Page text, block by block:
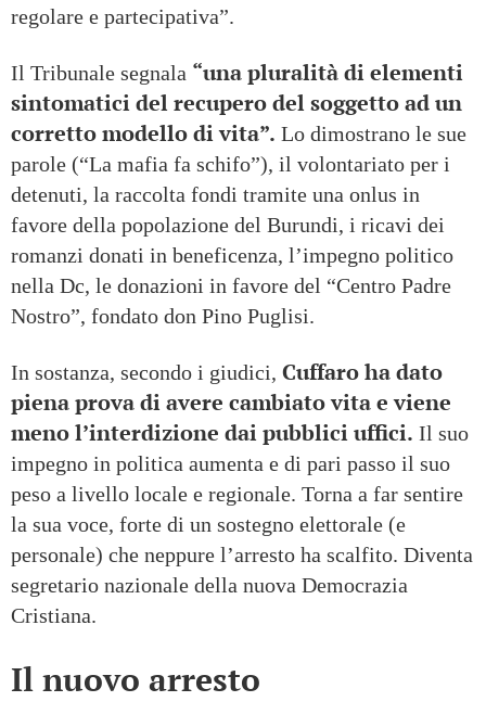
regolare e partecipativa”.
Il Tribunale segnala “una pluralità di elementi
sintomatici del recupero del soggetto ad un
corretto modello di vita”. Lo dimostrano le sue
parole (“La mafia fa schifo”), il volontariato per i
detenuti, la raccolta fondi tramite una onlus in
favore della popolazione del Burundi, i ricavi dei
romanzi donati in beneficenza, l’impegno politico
nella Dc, le donazioni in favore del “Centro Padre
Nostro”, fondato don Pino Puglisi.
In sostanza, secondo i giudici, Cuffaro ha dato
piena prova di avere cambiato vita e viene
meno l’interdizione dai pubblici uffici. Il suo
impegno in politica aumenta e di pari passo il suo
peso a livello locale e regionale. Torna a far sentire
la sua voce, forte di un sostegno elettorale (e
personale) che neppure l’arresto ha scalfito. Diventa
segretario nazionale della nuova Democrazia
Cristiana.
Il nuovo arresto